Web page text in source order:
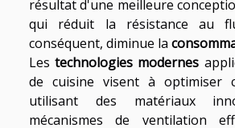
résultat d'une meilleure
qui réduit la résistance au
conséquent, diminue la
Lestechnologies modernes
de cuisine visent à optimiser
utilisant des matériaux
mécanismes de ventilation